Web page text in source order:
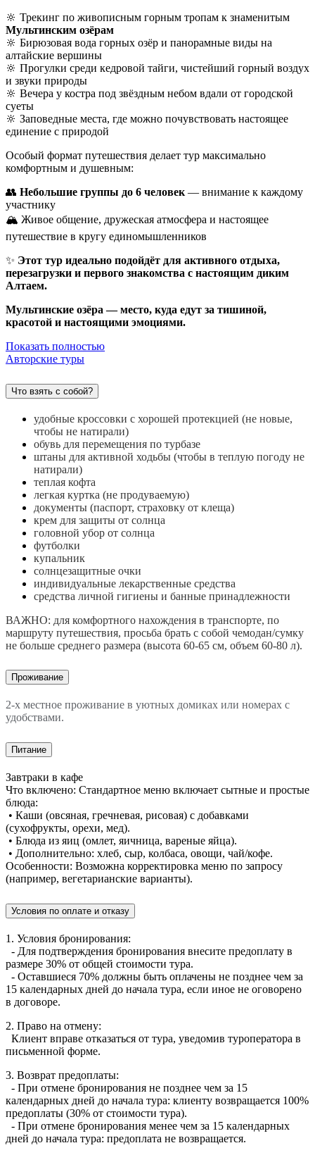
🔆 Трекинг по живописным горным тропам к знаменитым
Мультинским озёрам
🔆 Бирюзовая вода горных озёр и панорамные виды на
алтайские вершины
🔆 Прогулки среди кедровой тайги, чистейший горный воздух
и звуки природы
🔆 Вечера у костра под звёздным небом вдали от городской
суеты
🔆 Заповедные места, где можно почувствовать настоящее
единение с природой
Особый формат путешествия делает тур максимально
комфортным и душевным:
👥 Небольшие группы до 6 человек — внимание к каждому
участнику
🏔️ Живое общение, дружеская атмосфера и настоящее
путешествие в кругу единомышленников
✨ Этот тур идеально подойдёт для активного отдыха,
перезагрузки и первого знакомства с настоящим диким
Алтаем.
Мультинские озёра — место, куда едут за тишиной,
красотой и настоящими эмоциями.
Показать полностью
Авторские туры
Что взять с собой?
удобные кроссовки с хорошей протекцией (не новые,
чтобы не натирали)
обувь для перемещения по турбазе
штаны для активной ходьбы (чтобы в теплую погоду не
натирали)
теплая кофта
легкая куртка (не продуваемую)
документы (паспорт, страховку от клеща)
крем для защиты от солнца
головной убор от солнца
футболки
купальник
солнцезащитные очки
индивидуальные лекарственные средства
средства личной гигиены и банные принадлежности
ВАЖНО: для комфортного нахождения в транспорте, по
маршруту путешествия, просьба брать с собой чемодан/сумку
не больше среднего размера (высота 60-65 см, объем 60-80 л).
Проживание
2-х местное проживание в уютных домиках или номерах с
удобствами.
Питание
Завтраки в кафе
Что включено: Стандартное меню включает сытные и простые
блюда:
• Каши (овсяная, гречневая, рисовая) с добавками
(сухофрукты, орехи, мед).
• Блюда из яиц (омлет, яичница, вареные яйца).
• Дополнительно: хлеб, сыр, колбаса, овощи, чай/кофе.
Особенности: Возможна корректировка меню по запросу
(например, вегетарианские варианты).
Условия по оплате и отказу
1. Условия бронирования:
- Для подтверждения бронирования внесите предоплату в
размере 30% от общей стоимости тура.
- Оставшиеся 70% должны быть оплачены не позднее чем за
15 календарных дней до начала тура, если иное не оговорено
в договоре.
2. Право на отмену:
Клиент вправе отказаться от тура, уведомив туроператора в
письменной форме.
3. Возврат предоплаты:
- При отмене бронирования не позднее чем за 15
календарных дней до начала тура: клиенту возвращается 100%
предоплаты (30% от стоимости тура).
- При отмене бронирования менее чем за 15 календарных
дней до начала тура: предоплата не возвращается.